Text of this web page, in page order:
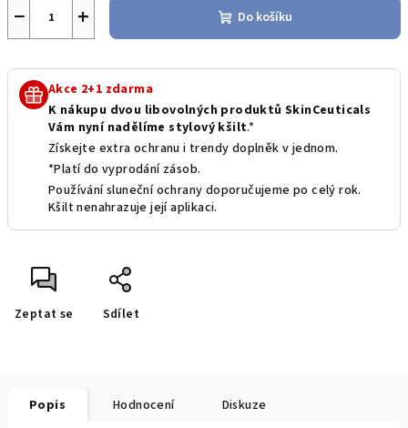
+
− Do košíku
Akce 2+1 zdarma
K nákupu dvou libovolných produktů SkinCeuticals
Vám nyní nadělíme stylový kšilt.*
Získejte extra ochranu i trendy doplněk v jednom.
*Platí do vyprodání zásob.
Používání sluneční ochrany doporučujeme po celý rok.
Kšilt nenahrazuje její aplikaci.
Zeptat se Sdílet
Popis Hodnocení Diskuze